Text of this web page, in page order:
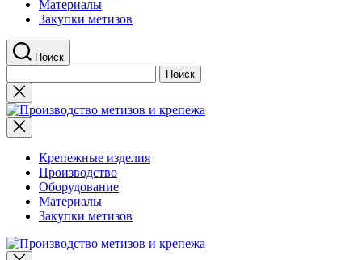
Материалы
Закупки метизов
Поиск
Закрыть
поиск
Крепежные изделия
Производство
Оборудование
Материалы
Закупки метизов